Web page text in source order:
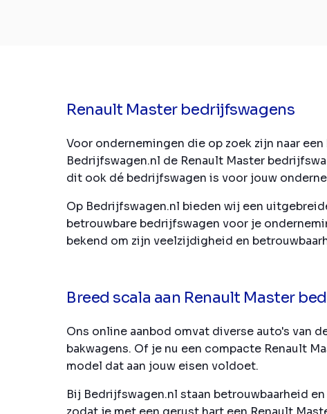
Renault Master bedrijfswagens
Voor ondernemingen die op zoek zijn naar
Bedrijfswagen.nl de Renault Master
dit ook dé bedrijfswagen is voor jouw
Op Bedrijfswagen.nl bieden wij een
betrouwbare bedrijfswagen voor je
bekend om zijn veelzijdigheid en
Breed scala aan Renault Master
Ons online aanbod omvat diverse auto's van
bakwagens. Of je nu een compacte Renault
model dat aan jouw eisen voldoet.
Bij Bedrijfswagen.nl staan betrouwbaarheid